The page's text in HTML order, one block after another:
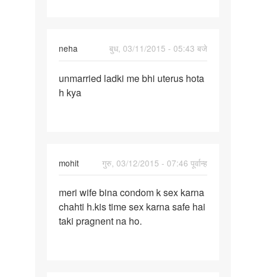
neha
बुध, 03/11/2015 - 05:43 बजे
unmarried
ladki
unmarried ladki me bhi uterus hota
h kya
mohit
गुरु, 03/12/2015 - 07:46 पूर्वान्ह
meri
wife
bina
meri wife bina condom k sex karna
chahti h.kis time sex karna safe hai
taki pragnent na ho.